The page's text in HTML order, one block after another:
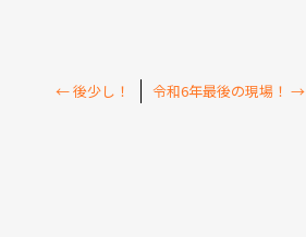
←後少し！ 令和6年最後の現場！ →